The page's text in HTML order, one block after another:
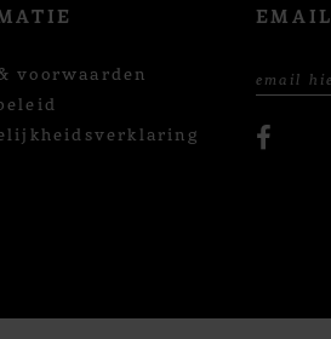
voorwaarden
EMAIL